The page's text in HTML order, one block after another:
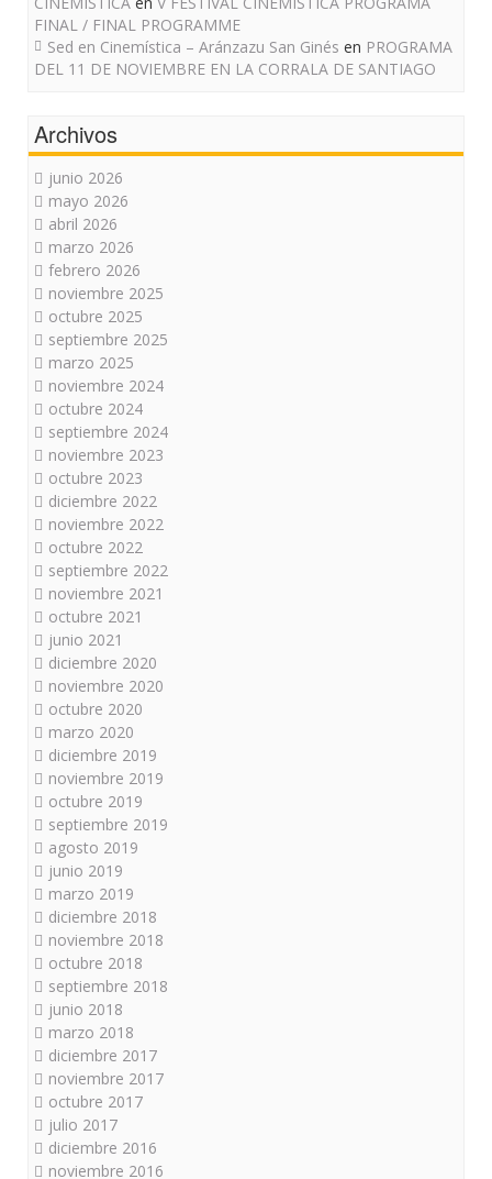
FINAL / FINAL PROGRAMME
Sed en Cinemística – Aránzazu San Ginés en PROGRAMA
DEL 11 DE NOVIEMBRE EN LA CORRALA DE SANTIAGO
Archivos
junio 2026
mayo 2026
abril 2026
marzo 2026
febrero 2026
noviembre 2025
octubre 2025
septiembre 2025
marzo 2025
noviembre 2024
octubre 2024
septiembre 2024
noviembre 2023
octubre 2023
diciembre 2022
noviembre 2022
octubre 2022
septiembre 2022
noviembre 2021
octubre 2021
junio 2021
diciembre 2020
noviembre 2020
octubre 2020
marzo 2020
diciembre 2019
noviembre 2019
octubre 2019
septiembre 2019
agosto 2019
junio 2019
marzo 2019
diciembre 2018
noviembre 2018
octubre 2018
septiembre 2018
junio 2018
marzo 2018
diciembre 2017
noviembre 2017
octubre 2017
julio 2017
diciembre 2016
noviembre 2016